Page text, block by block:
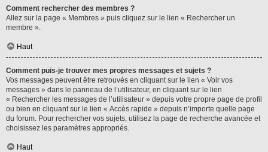
Comment rechercher des membres ?
Allez sur la page « Membres » puis cliquez sur le lien « Rechercher un
membre ».
Haut
Comment puis-je trouver mes propres messages et sujets ?
Vos messages peuvent être retrouvés en cliquant sur le lien « Voir vos
messages » dans le panneau de l’utilisateur, en cliquant sur le lien
« Rechercher les messages de l’utilisateur » depuis votre propre page de profil
ou bien en cliquant sur le lien « Accès rapide » depuis n’importe quelle page
du forum. Pour rechercher vos sujets, utilisez la page de recherche avancée et
choisissez les paramètres appropriés.
Haut